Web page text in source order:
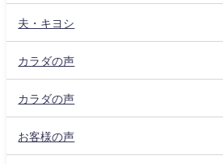
夫・キヨシ
カラダの声
カラダの声
お客様の声